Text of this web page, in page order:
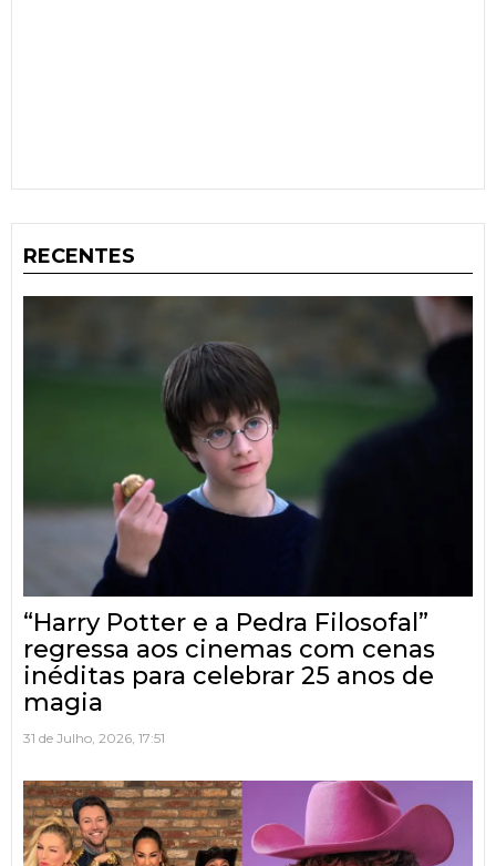
RECENTES
“Harry Potter e a Pedra Filosofal”
regressa aos cinemas com cenas
inéditas para celebrar 25 anos de
magia
31 de Julho, 2026, 17:51